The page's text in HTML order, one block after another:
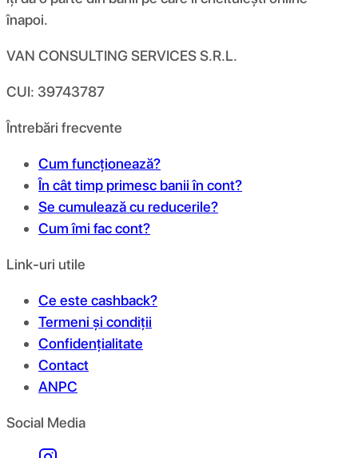
înapoi.
VAN CONSULTING SERVICES S.R.L.
CUI: 39743787
Întrebări frecvente
Cum funcționează?
În cât timp primesc banii în cont?
Se cumulează cu reducerile?
Cum îmi fac cont?
Link-uri utile
Ce este cashback?
Termeni și condiții
Confidențialitate
Contact
ANPC
Social Media